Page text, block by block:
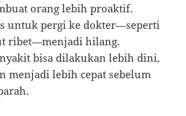
orang lebih proaktif.
untuk pergi ke dokter—seperti
ribet—menjadi hilang.
bisa dilakukan lebih dini,
menjadi lebih cepat sebelum